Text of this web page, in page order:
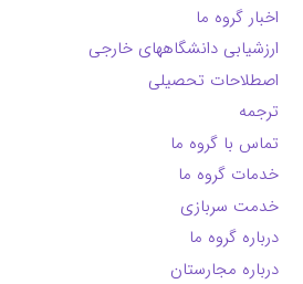
اخبار گروه ما
ارزشیابی دانشگاههای خارجی
اصطلاحات تحصیلی
ترجمه
تماس با گروه ما
خدمات گروه ما
خدمت سربازی
درباره گروه ما
درباره مجارستان